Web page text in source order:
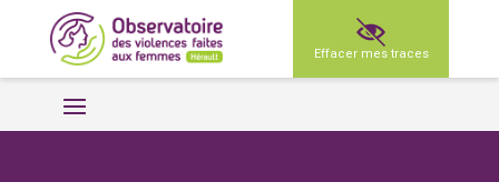
Effacer mes traces